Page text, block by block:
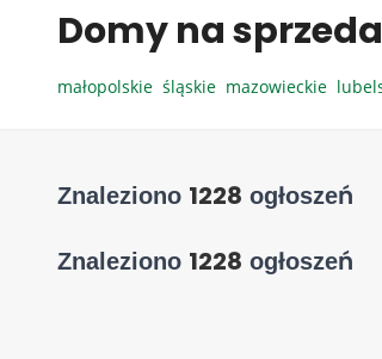
Domy na
małopolskie śląskie mazowieckie
Znaleziono 1228 ogłoszeń
Znaleziono 1228 ogłoszeń